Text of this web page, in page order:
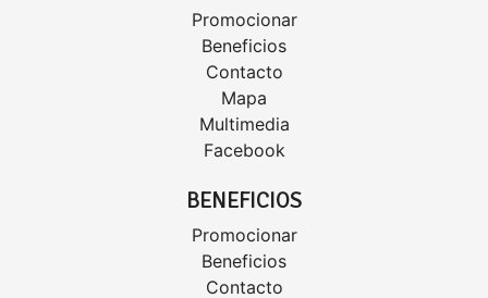
Promocionar
Beneficios
Contacto
Mapa
Multimedia
Facebook
BENEFICIOS
Promocionar
Beneficios
Contacto